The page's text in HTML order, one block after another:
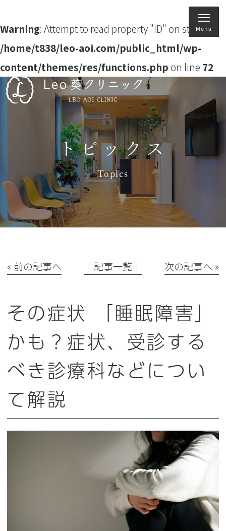
Warning: Attempt to read property "ID" on string in
/home/t838/leo-aoi.com/public_html/wp-
content/themes/res/functions.phpon line 72
トピックス
Topics
« 前の記事へ │記事一覧│ 次の記事へ »
その症状 「睡眠障害」
かも？症状、受診する
べき診療科などについ
て解説